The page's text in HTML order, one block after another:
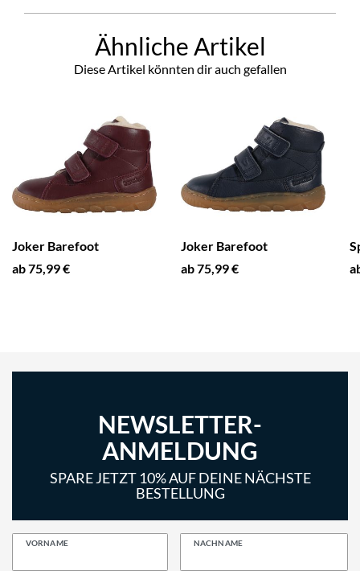
Ähnliche Artikel
Diese Artikel könnten dir auch gefallen
Joker Barefoot
ab 75,99 €
Joker Barefoot
ab 75,99 €
NEWSLETTER-
ANMELDUNG
SPARE JETZT 10% AUF DEINE NÄCHSTE
BESTELLUNG
VORNAME NACHNAME